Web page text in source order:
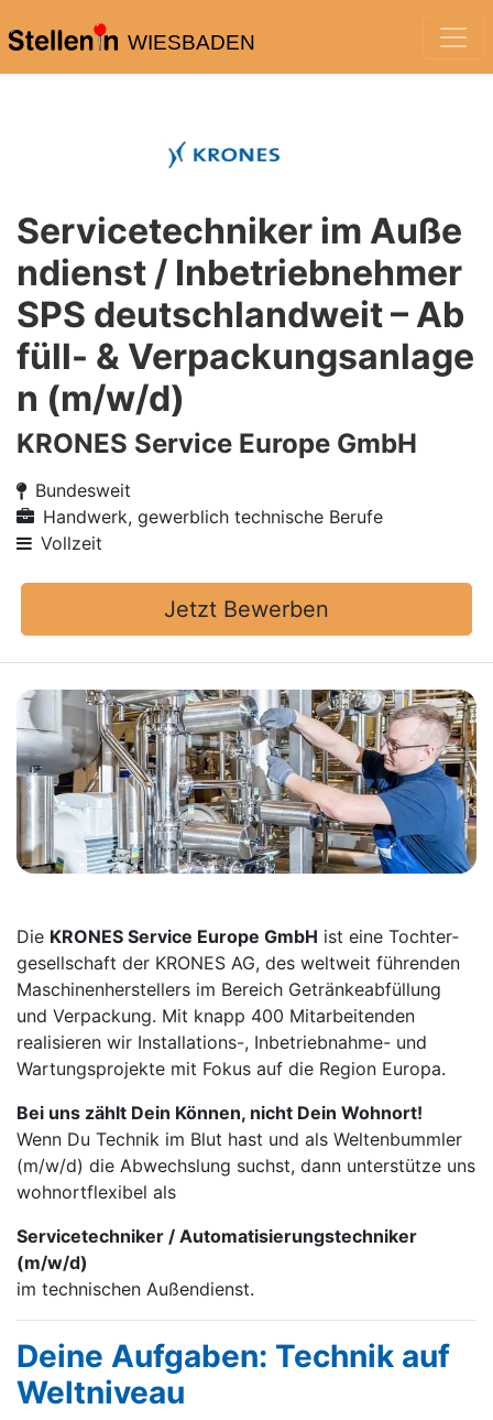
WIESBADEN
Servicetechniker im Auße
ndienst / Inbetriebnehmer
SPS deutschlandweit – Ab
füll- & Verpackungsanlage
n (m/w/d)
KRONES Service Europe GmbH
Bundesweit
Handwerk, gewerblich technische Berufe
Vollzeit
Jetzt Bewerben
Die KRONES Service Europe GmbH ist eine Tochter­
gesellschaft der KRONES AG, des weltweit führenden
Maschinen­herstellers im Bereich Getränke­abfüllung
und Verpackung. Mit knapp 400 Mitarbei­tenden
realisieren wir Installations-, Inbetrieb­nahme- und
Wartungs­projekte mit Fokus auf die Region Europa.
Bei uns zählt Dein Können, nicht Dein Wohnort!
Wenn Du Technik im Blut hast und als Weltenbummler
(m/w/d) die Abwechslung suchst, dann unterstütze uns
wohnortflexibel als
Servicetechniker / Automatisierungstechniker
(m/w/d)
im technischen Außendienst.
Deine Aufgaben: Technik auf
Weltniveau